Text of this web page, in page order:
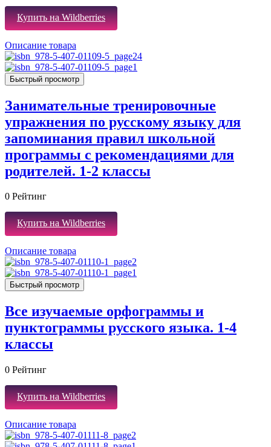
Купить на Wildberries
Описание товара
Быстрый просмотр
Занимательные тренировочные
упражнения по русскому языку для
запоминания правил школьной
программы с рекомендациями для
родителей. 1-2 классы
0 Рейтинг
Купить на Wildberries
Описание товара
Быстрый просмотр
Все изучаемые орфограммы и
пунктограммы русского языка. 1-4
классы
0 Рейтинг
Купить на Wildberries
Описание товара